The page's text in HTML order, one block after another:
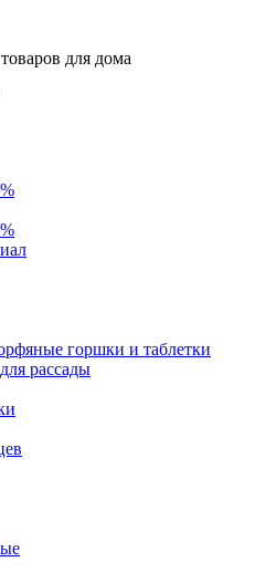
для дома
горшки и таблетки
рассады